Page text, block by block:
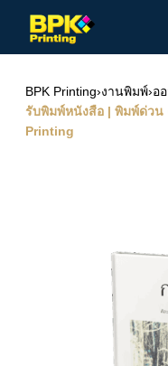
BPK Printing›งานพิมพ์›อ
รับพิมพ์หนังสือ | พิมพ์ด่วน
Printing